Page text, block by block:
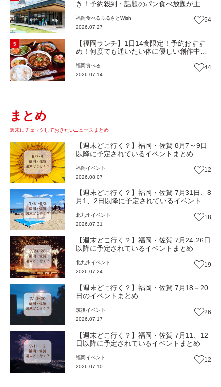
き！予約殺到・話題のパン食べ放題が主
『bound garden』（福岡・新宮町）【まち
歩き】
福岡食べる ふるさとWish
2026.07.27
54
5
【福岡ランチ】1日14食限定！予約おすす
め！何度でも通いたい体に優しい創作中華
【まち歩き】
福岡食べる
2026.07.14
44
まとめ
週末にチェックしておきたいニュースまとめ
【週末どこ行く？】福岡・佐賀 8月7～9日
以降に予定されているイベントまとめ
福岡 イベント
2026.08.07
12
【週末どこ行く？】福岡・佐賀 7月31日、8
月1、2日以降に予定されているイベントま
北九州 イベント
2026.07.31
18
【週末どこ行く？】福岡・佐賀 7月24-26日
以降に予定されているイベントまとめ
北九州 イベント
2026.07.24
19
【週末どこ行く？】福岡・佐賀 7月18－20
日のイベントまとめ
筑後イベント
2026.07.17
26
【週末どこ行く？】福岡・佐賀 7月11、12
日以降に予定されているイベントまとめ
福岡 イベント
2026.07.10
12